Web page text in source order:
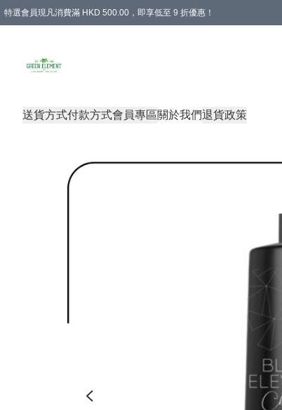
特選會員現凡消費滿 HKD 500.00，即享低至 9 折優惠！
送貨方式付款方式會員專區關於我們退貨政策